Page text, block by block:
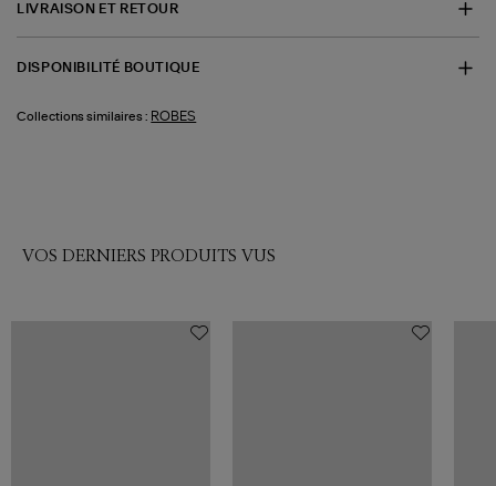
LIVRAISON ET RETOUR
DISPONIBILITÉ BOUTIQUE
Collections similaires : ROBES
VOS DERNIERS PRODUITS VUS